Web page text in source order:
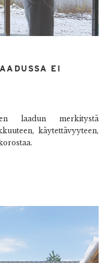
EI
laadun merkitystä
käytettävyyteen,